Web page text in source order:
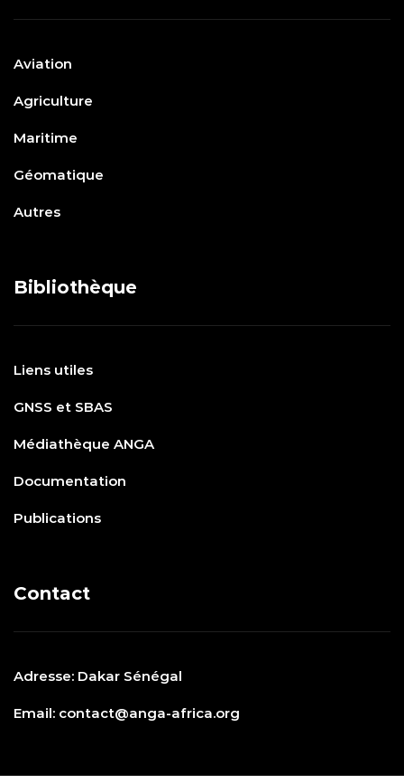
Aviation
Agriculture
Maritime
Géomatique
Autres
Bibliothèque
Liens utiles
GNSS et SBAS
Médiathèque ANGA
Documentation
Publications
Contact
Adresse: Dakar Sénégal
Email: contact@anga-africa.org